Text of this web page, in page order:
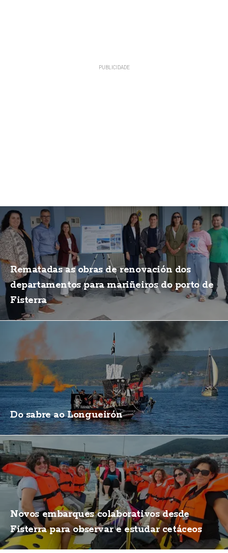
Rematadas as obras de renovación dos
departamentos para mariñeiros do porto de
Fisterra
Do sabre ao Longueirón
Novos embarques colaborativos desde
Fisterra para observar e estudar cetáceos